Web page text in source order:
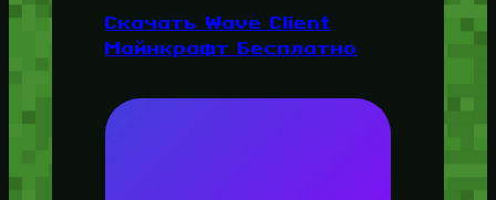
Скачать Wave Client
Майнкрафт Бесплатно